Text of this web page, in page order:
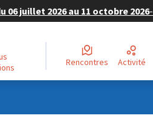
juillet 2026 au 11 octobre 2026-
Rencontres Activité